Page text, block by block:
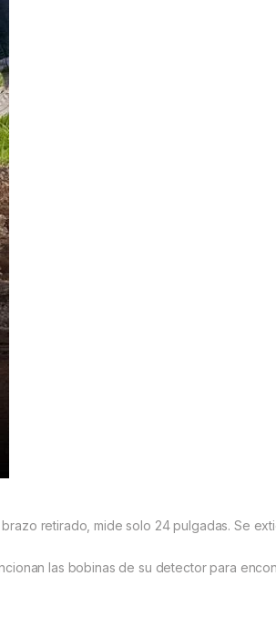
retirado, mide solo 24 pulgadas. Se
las bobinas de su detector para